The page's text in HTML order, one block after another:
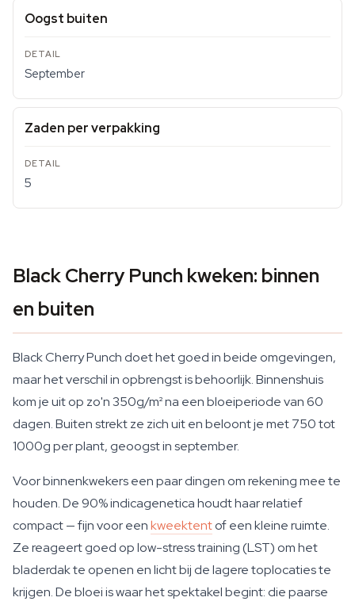
Oogst buiten
September
Zaden per verpakking
5
Black Cherry Punch kweken: binnen
en buiten
Black Cherry Punch doet het goed in beide omgevingen,
maar het verschil in opbrengst is behoorlijk. Binnenshuis
kom je uit op zo'n 350g/m² na een bloeiperiode van 60
dagen. Buiten strekt ze zich uit en beloont je met 750 tot
1000g per plant, geoogst in september.
Voor binnenkwekers een paar dingen om rekening mee te
houden. De 90% indicagenetica houdt haar relatief
compact — fijn voor eenkweektentof een kleine ruimte.
Ze reageert goed op low-stress training (LST) om het
bladerdak te openen en licht bij de lagere toplocaties te
krijgen. De bloei is waar het spektakel begint: die paarse